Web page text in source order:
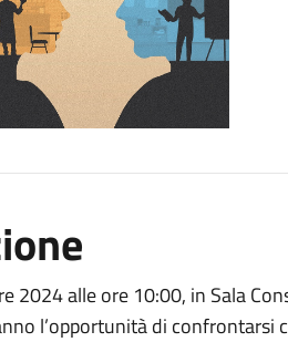
2024 alle ore 10:00, in Sala
l’opportunità di confrontarsi